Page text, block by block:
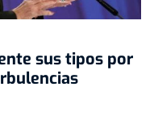
sus tipos por